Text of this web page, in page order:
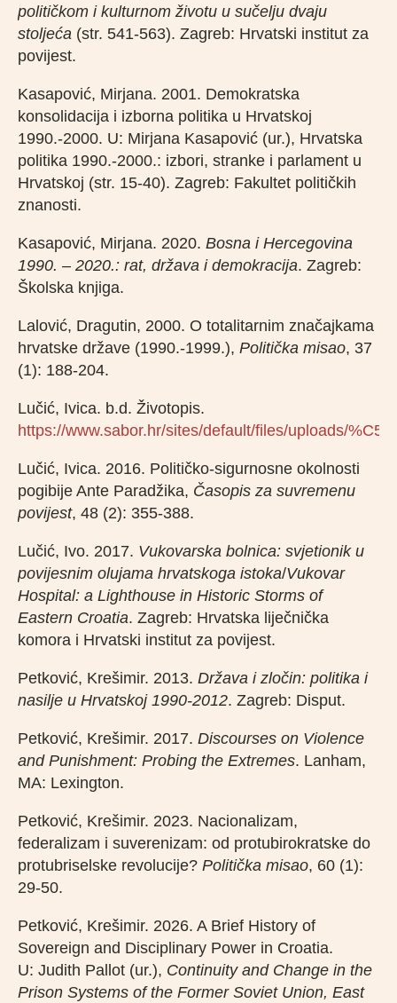
političkom i kulturnom životu u sučelju dvaju
stoljeća (str. 541-563). Zagreb: Hrvatski institut za
povijest.
Kasapović, Mirjana. 2001. Demokratska
konsolidacija i izborna politika u Hrvatskoj
1990.-2000. U: Mirjana Kasapović (ur.), Hrvatska
politika 1990.-2000.: izbori, stranke i parlament u
Hrvatskoj (str. 15-40). Zagreb: Fakultet političkih
znanosti.
Kasapović, Mirjana. 2020. Bosna i Hercegovina
1990. – 2020.: rat, država i demokracija. Zagreb:
Školska knjiga.
Lalović, Dragutin, 2000. O totalitarnim značajkama
hrvatske države (1990.-1999.), Politička misao, 37
(1): 188-204.
Lučić, Ivica. b.d. Životopis.
https://www.sabor.hr/sites/default/files/uploads/
Lučić, Ivica. 2016. Političko-sigurnosne okolnosti
pogibije Ante Paradžika, Časopis za suvremenu
povijest, 48 (2): 355-388.
Lučić, Ivo. 2017. Vukovarska bolnica: svjetionik u
povijesnim olujama hrvatskoga istoka/Vukovar
Hospital: a Lighthouse in Historic Storms of
Eastern Croatia. Zagreb: Hrvatska liječnička
komora i Hrvatski institut za povijest.
Petković, Krešimir. 2013. Država i zločin: politika i
nasilje u Hrvatskoj 1990-2012. Zagreb: Disput.
Petković, Krešimir. 2017. Discourses on Violence
and Punishment: Probing the Extremes. Lanham,
MA: Lexington.
Petković, Krešimir. 2023. Nacionalizam,
federalizam i suverenizam: od protubirokratske do
protubriselske revolucije? Politička misao, 60 (1):
29-50.
Petković, Krešimir. 2026. A Brief History of
Sovereign and Disciplinary Power in Croatia.
U: Judith Pallot (ur.), Continuity and Change in the
Prison Systems of the Former Soviet Union, East